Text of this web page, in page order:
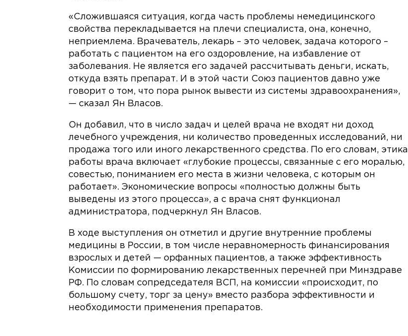
«Сложившаяся ситуация, когда часть проблемы немедицинского
свойства перекладывается на плечи специалиста, она, конечно,
неприемлема. Врачеватель, лекарь – это человек, задача которого –
работать с пациентом на его оздоровление, на избавление от
заболевания. Не является его задачей рассчитывать деньги, искать,
откуда взять препарат. И в этой части Союз пациентов давно уже
говорит о том, что пора рынок вывести из системы здравоохранения»,
— сказал Ян Власов.
Он добавил, что в число задач и целей врача не входят ни доход
лечебного учреждения, ни количество проведенных исследований, ни
продажа того или иного лекарственного средства. По его словам, этика
работы врача включает «глубокие процессы, связанные с его моралью,
совестью, пониманием его места в жизни человека, с которым он
работает». Экономические вопросы «полностью должны быть
выведены из этого процесса», а с врача снят функционал
администратора, подчеркнул Ян Власов.
В ходе выступления он отметил и другие внутренние проблемы
медицины в России, в том числе неравномерность финансирования
взрослых и детей — орфанных пациентов, а также эффективность
Комиссии по формированию лекарственных перечней при Минздраве
РФ. По словам сопредседателя ВСП, на комиссии «происходит, по
большому счету, торг за цену» вместо разбора эффективности и
необходимости применения препаратов.